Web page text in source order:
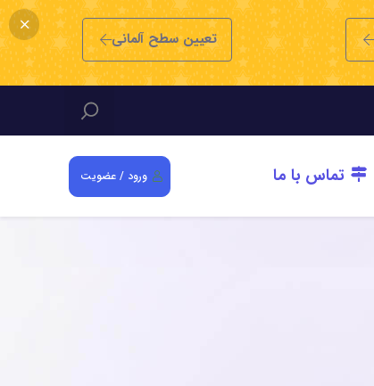
تعیین سطح آلمانی
تماس با ما ورود / عضویت